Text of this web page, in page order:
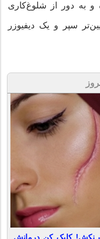
به دور از شلوغ‌کاری
سپر و یک دیفیوزر
نکش! کلیک کن درمانش